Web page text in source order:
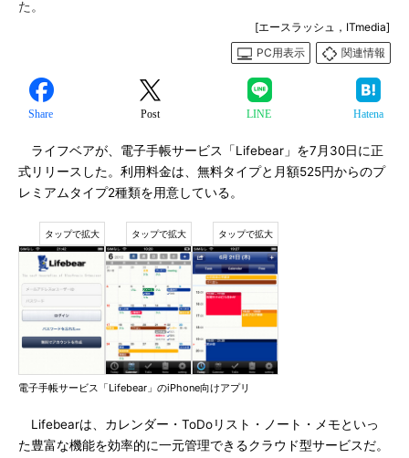
た。
[エースラッシュ，ITmedia]
PC用表示
関連情報
Share Post LINE Hatena
ライフベアが、電子手帳サービス「Lifebear」を7月30日に正
式リリースした。利用料金は、無料タイプと月額525円からのプ
レミアムタイプ2種類を用意している。
電子手帳サービス「Lifebear」のiPhone向けアプリ
Lifebearは、カレンダー・ToDoリスト・ノート・メモといっ
た豊富な機能を効率的に一元管理できるクラウド型サービスだ。